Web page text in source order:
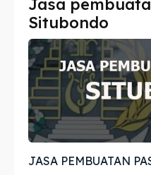
Kitas
Imta
Legalisir
Apostille
Penerjemah
Kitas
Imta
Legalisir
Apostille
Penerjemah
Jasa
Situbondo
JASA PEMBUATAN